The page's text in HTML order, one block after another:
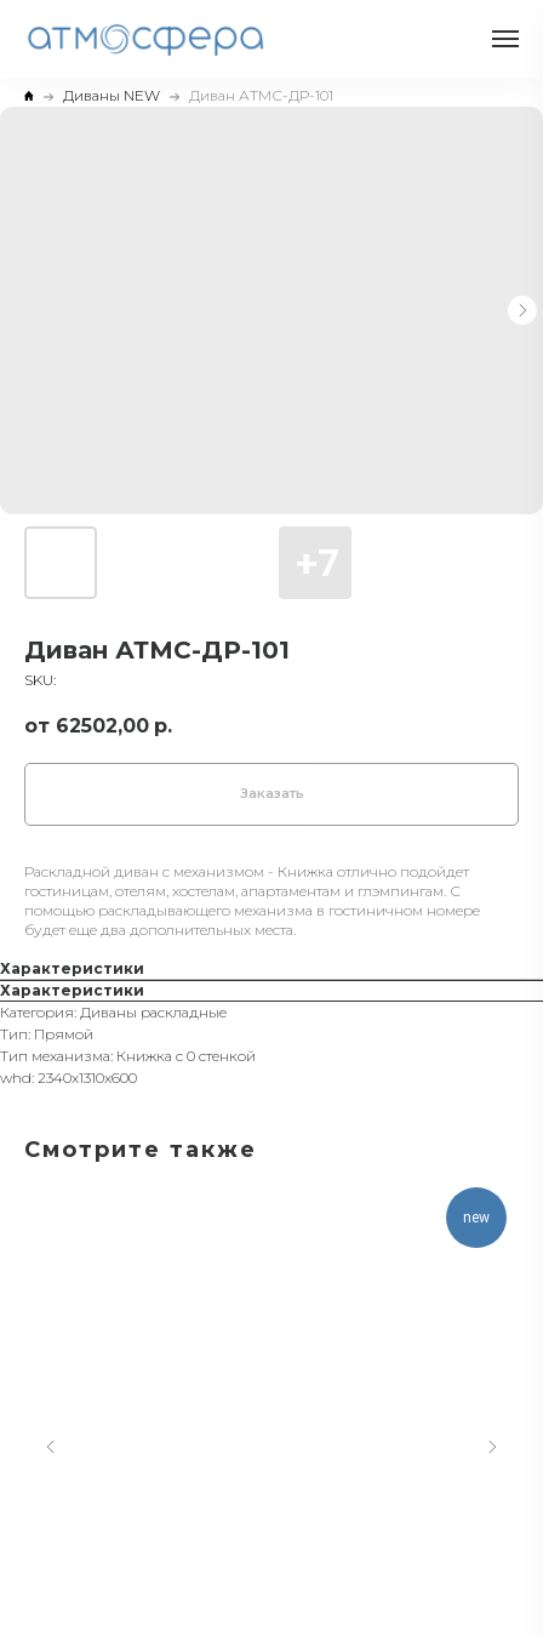
Диваны NEW Диван АТМС-ДР-101
Диван АТМС-ДР-101
SKU:
62502,00 р.
Заказать
Раскладной диван с механизмом - Книжка отлично подойдет
гостиницам, отелям, хостелам, апартаментам и глэмпингам. С
помощью раскладывающего механизма в гостиничном номере
будет еще два дополнительных места.
Характеристики
Характеристики
Категория: Диваны раскладные
Тип: Прямой
Тип механизма: Книжка с 0 стенкой
whd: 2340x1310x600
Смотрите также
new